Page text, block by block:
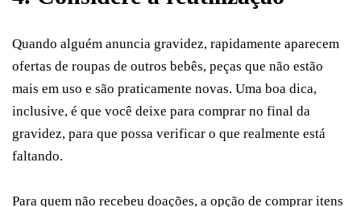
Quando alguém anuncia gravidez, rapidamente aparecem
ofertas de roupas de outros bebês, peças que não estão
mais em uso e são praticamente novas. Uma boa dica,
inclusive, é que você deixe para comprar no final da
gravidez, para que possa verificar o que realmente está
faltando.
Para quem não recebeu doações, a opção de comprar itens